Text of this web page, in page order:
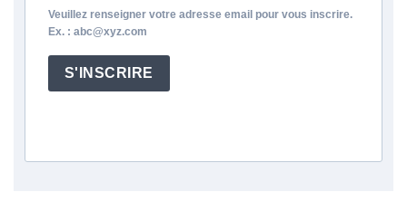
Veuillez renseigner votre adresse email pour vous inscrire.
Ex. : abc@xyz.com
S'INSCRIRE